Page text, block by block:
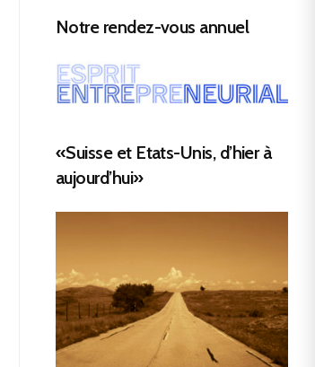
Notre rendez-vous annuel
«Suisse et Etats-Unis, d’hier à
aujourd’hui»